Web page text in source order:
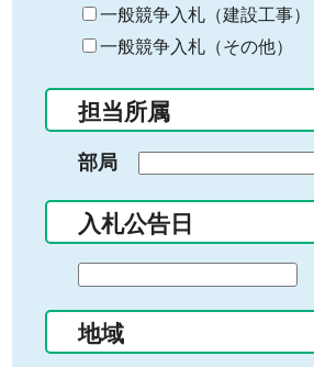
キ
ー
ー
入
力
一般競争入札（建設工事）
一般競争入札（その他）
担当所属
部局
入札公告日
の
始
地域